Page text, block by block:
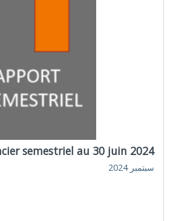
semestriel au 30 juin 2024
سبتمبر 2024